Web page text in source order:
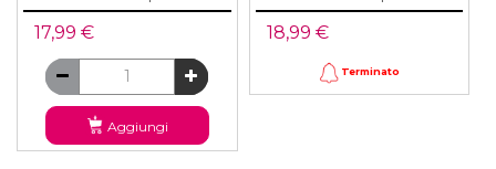
17,99 €
Aggiungi
18,99 €
Terminato